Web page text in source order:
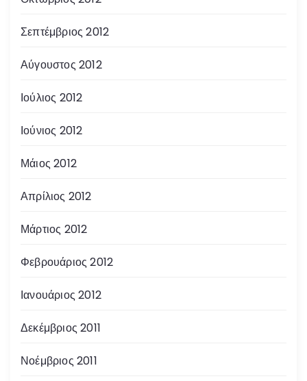
Σεπτέμβριος 2012
Αύγουστος 2012
Ιούλιος 2012
Ιούνιος 2012
Μάιος 2012
Απρίλιος 2012
Μάρτιος 2012
Φεβρουάριος 2012
Ιανουάριος 2012
Δεκέμβριος 2011
Νοέμβριος 2011